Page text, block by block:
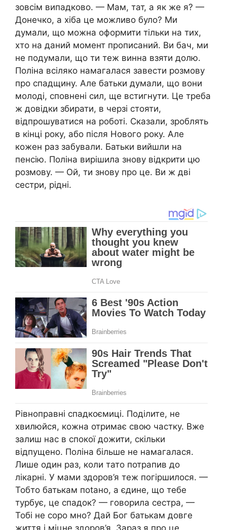
зовсім випадково. — Мам, тат, а як же я? —
Донечко, а хіба це можливо було? Ми
думали, що можна оформити тільки на тих,
хто на даний момент прописаний. Ви бач, ми
не подумали, що ти теж винна взяти долю.
Поліна всіляко намагалася завести розмову
про спадщину. Але батьки думали, що вони
молоді, сповнені сил, ще встигнути. Це треба
ж довідки збирати, в черзі стояти,
відпрошуватися на роботі. Сказали, зроблять
в кінці року, або після Нового року. Але
кожен раз забували. Батьки вийшли на
пенсію. Поліна вирішила знову відкрити цю
розмову. — Ой, ти знову про це. Ви ж дві
сестри, рідні.
Рівноправні спадкоємиці. Поділите, не
хвилюйся, кожна отримає свою частку. Вже
залиш нас в спокої дожити, скільки
відпущено. Поліна більше не намагалася.
Лише один раз, коли тато потрапив до
лікарні. У мами здоров’я теж погіршилося. —
Тобто батькам поtано, а єдине, що тебе
турбує, це спадок? — говорила сестра, —
Тобі не соро мно? Дай Бог батькам довге